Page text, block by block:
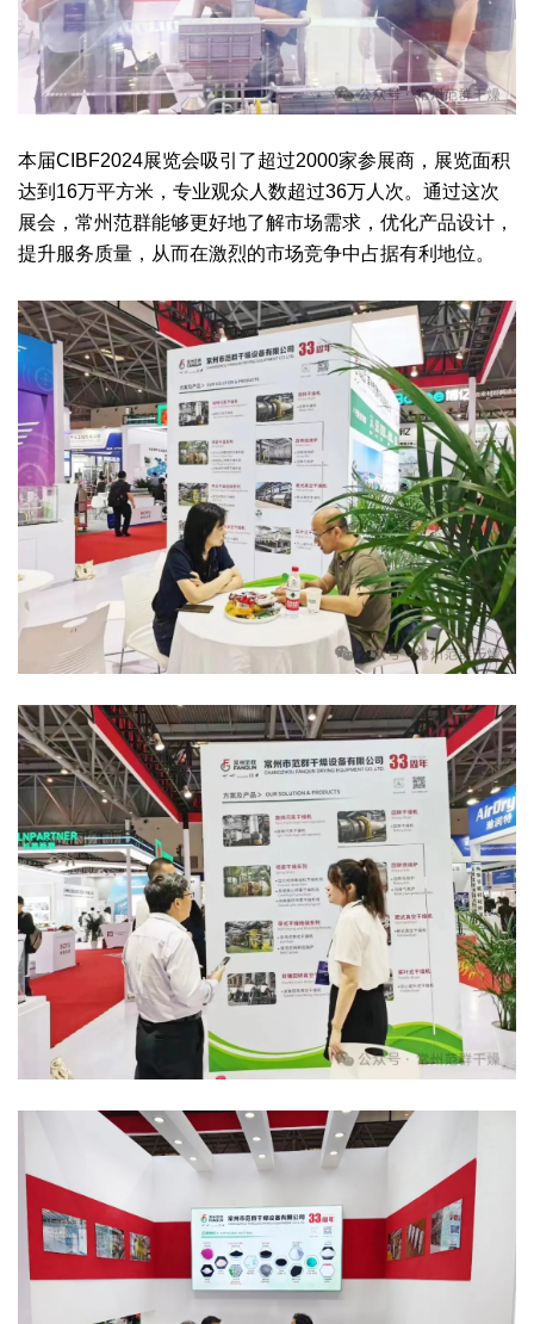
本届CIBF2024展览会吸引了超过2000家参展商，展览面积
达到16万平方米，专业观众人数超过36万人次。通过这次
展会，常州范群能够更好地了解市场需求，优化产品设计，
提升服务质量，从而在激烈的市场竞争中占据有利地位。